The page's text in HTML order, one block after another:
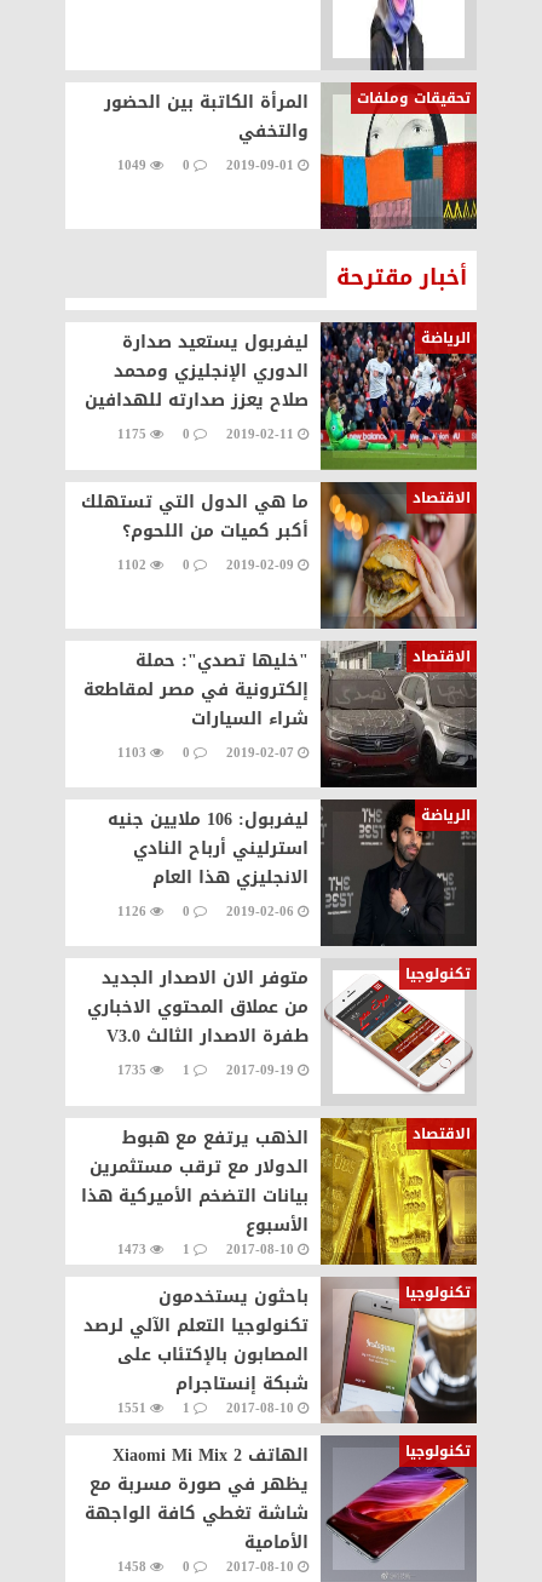
تحقيقات وملفات
المرأة الكاتبة بين الحضور
والتخفي
2019-09-01
0
1049
أخبار مقترحة
الرياضة
ليفربول يستعيد صدارة
الدوري الإنجليزي ومحمد
صلاح يعزز صدارته للهدافين
2019-02-11
0
1175
الاقتصاد
ما هي الدول التي تستهلك
أكبر كميات من اللحوم؟
2019-02-09
0
1102
الاقتصاد
"خليها تصدي": حملة
إلكترونية في مصر لمقاطعة
شراء السيارات
2019-02-07
0
1103
الرياضة
ليفربول: 106 ملايين جنيه
استرليني أرباح النادي
الانجليزي هذا العام
2019-02-06
0
1126
تكنولوجيا
متوفر الان الاصدار الجديد
من عملاق المحتوي الاخباري
طفرة الاصدار الثالث V3.0
2017-09-19
1
1735
الاقتصاد
الذهب يرتفع مع هبوط
الدولار مع ترقب مستثمرين
بيانات التضخم الأميركية هذا
الأسبوع
2017-08-10
1
1473
تكنولوجيا
باحثون يستخدمون
تكنولوجيا التعلم الآلي لرصد
المصابون بالإكتئاب على
شبكة إنستاجرام
2017-08-10
1
1551
تكنولوجيا
الهاتف Xiaomi Mi Mix 2
يظهر في صورة مسربة مع
شاشة تغطي كافة الواجهة
الأمامية
2017-08-10
0
1458